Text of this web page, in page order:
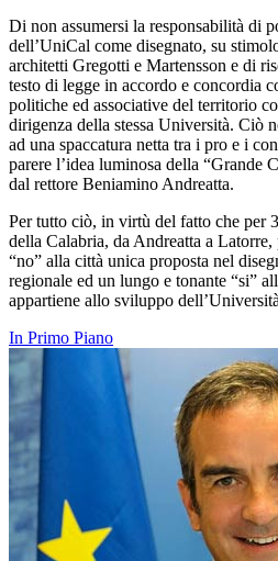
Di non assumersi la responsabilità di
dell’UniCal come disegnato, su
architetti Gregotti e Martensson e di
testo di legge in accordo e concordia
politiche ed associative del territorio
dirigenza della stessa Università. Ciò
ad una spaccatura netta tra i pro e i
parere l’idea luminosa della “Grande
dal rettore Beniamino Andreatta.
Per tutto ciò, in virtù del fatto che per
della Calabria, da Andreatta a
“no” alla città unica proposta nel
regionale ed un lungo e tonante “si”
appartiene allo sviluppo
In Primo Piano